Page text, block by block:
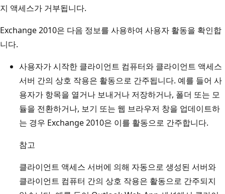
지 액세스가 거부됩니다.
Exchange 2010은 다음 정보를 사용하여 사용자 활동을 확인합
니다.
사용자가 시작한 클라이언트 컴퓨터와 클라이언트 액세스
서버 간의 상호 작용은 활동으로 간주됩니다. 예를 들어 사
용자가 항목을 열거나 보내거나 저장하거나, 폴더 또는 모
듈을 전환하거나, 보기 또는 웹 브라우저 창을 업데이트하
는 경우 Exchange 2010은 이를 활동으로 간주합니다.
참고
클라이언트 액세스 서버에 의해 자동으로 생성된 서버와
클라이언트 컴퓨터 간의 상호 작용은 활동으로 간주되지